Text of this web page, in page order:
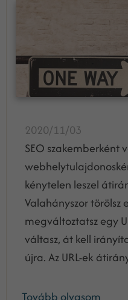
2020/11/03
SEO szakemberként
kénytelen leszel
Valahányszor törölsz
megváltoztatsz egy
váltasz, át kell
újra. Az URL-ek
Tovább olvasom